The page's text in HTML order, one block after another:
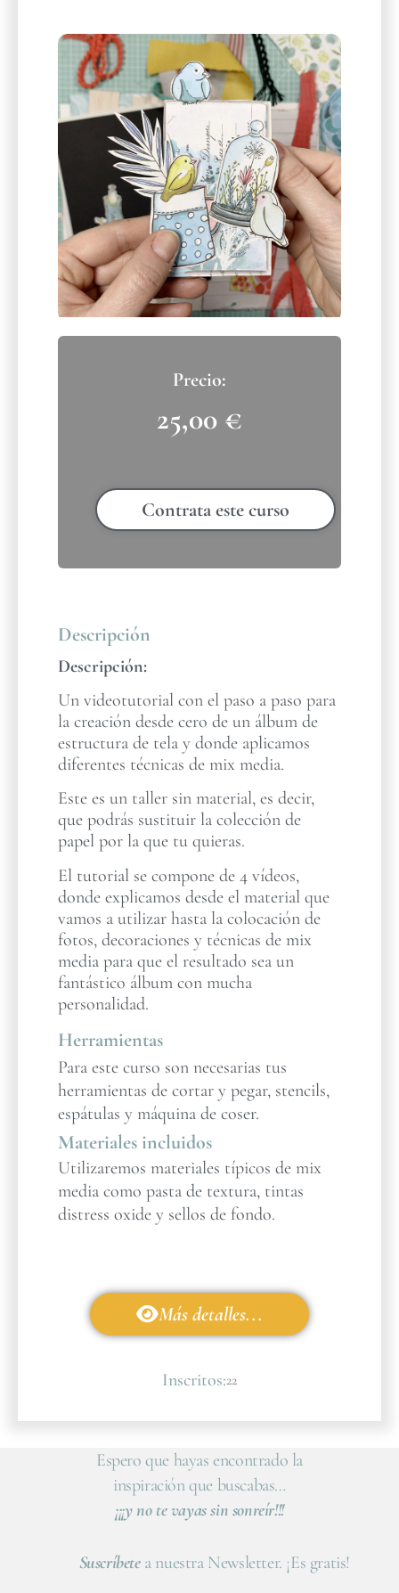
25,00 €
Contrata este curso
Descripción
Descripción:
Un videotutorial con el paso a paso para
la creación desde cero de un álbum de
estructura de tela y donde aplicamos
diferentes técnicas de mix media.
Este es un taller sin material, es decir,
que podrás sustituir la colección de
papel por la que tu quieras.
El tutorial se compone de 4 vídeos,
donde explicamos desde el material que
vamos a utilizar hasta la colocación de
fotos, decoraciones y técnicas de mix
media para que el resultado sea un
fantástico álbum con mucha
personalidad.
Herramientas
Para este curso son necesarias tus
herramientas de cortar y pegar, stencils,
espátulas y máquina de coser.
Materiales incluidos
Utilizaremos materiales típicos de mix
media como pasta de textura, tintas
distress oxide y sellos de fondo.
Más detalles...
Inscritos:22
Espero que hayas encontrado la
inspiración que buscabas…
¡¡¡y no te vayas sin sonreír!!!
Suscríbetea nuestra Newsletter. ¡Es gratis!